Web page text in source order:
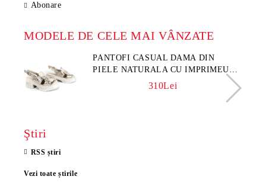
Abonare
MODELE DE CELE MAI VÂNZATE
PANTOFI CASUAL DAMA DIN
PIELE NATURALA CU IMPRIMEU
FLORAL - MODEL LUNA
310Lei
Ştiri
RSS știri
Vezi toate știrile